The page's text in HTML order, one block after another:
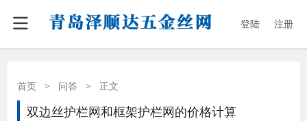
登陆 注册
首页 > 问答 > 正文
双边丝护栏网和框架护栏网的价格计算